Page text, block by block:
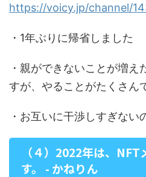
https://voicy.jp/channel/
・1年ぶりに帰省しました
・親ができないことが増え
すが、やることがたくさん
・お互いに干渉しすぎない
（４）2022年は、
す。 - かねりん